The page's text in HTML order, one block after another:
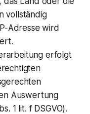
vollständig
Adresse wird
erfolgt
Auswertung
1 lit. f DSGVO).